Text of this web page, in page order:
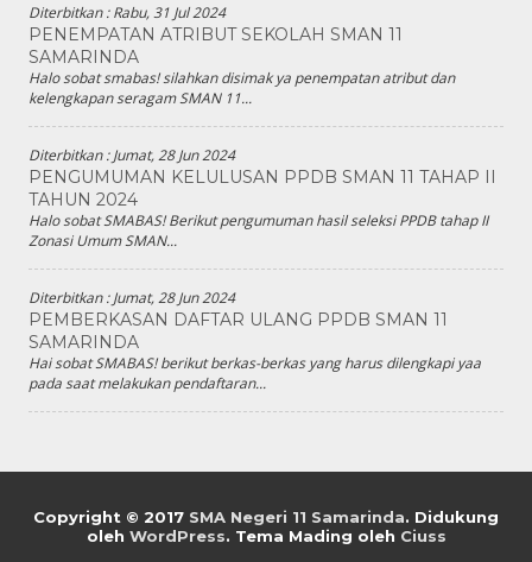
Diterbitkan :Rabu, 31 Jul 2024
PENEMPATAN ATRIBUT SEKOLAH SMAN 11
SAMARINDA
Halo sobat smabas! silahkan disimak ya penempatan atribut dan
kelengkapan seragam SMAN 11...
Diterbitkan :Jumat, 28 Jun 2024
PENGUMUMAN KELULUSAN PPDB SMAN 11 TAHAP II
TAHUN 2024
Halo sobat SMABAS! Berikut pengumuman hasil seleksi PPDB tahap II
Zonasi Umum SMAN...
Diterbitkan :Jumat, 28 Jun 2024
PEMBERKASAN DAFTAR ULANG PPDB SMAN 11
SAMARINDA
Hai sobat SMABAS! berikut berkas-berkas yang harus dilengkapi yaa
pada saat melakukan pendaftaran...
Copyright © 2017 SMA Negeri 11 Samarinda. Didukung
oleh WordPress. Tema Mading oleh Ciuss